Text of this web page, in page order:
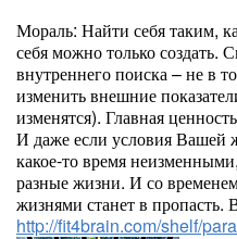
Мораль: Найти себя таким,
себя можно только создать.
внутреннего поиска – не в
изменить внешние
изменятся). Главная
И даже если условия Вашей
какое-то время
разные жизни. И со
жизнями станет в пропасть.
http://fit4brain.com/shelf/